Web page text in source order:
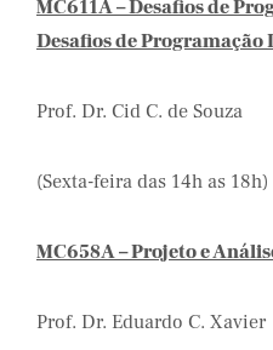
MC611A – Desafios de
Desafios de Programação I
Prof. Dr. Cid C. de Souza
(Sexta-feira das 14h as 18h)
MC658A – Projeto e
Prof. Dr. Eduardo C. Xavier